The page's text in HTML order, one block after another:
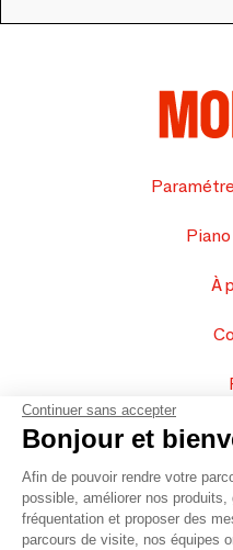
À
Vendez
Continuer sans accepter
Bonjour et
Afin de pouvoir rendre votre
possible, améliorer nos
fréquentation et proposer des
parcours de visite, nos équipes